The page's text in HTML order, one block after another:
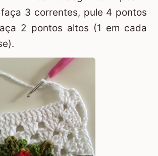
3 correntes, pule 4 pontos
2 pontos altos (1 em cada